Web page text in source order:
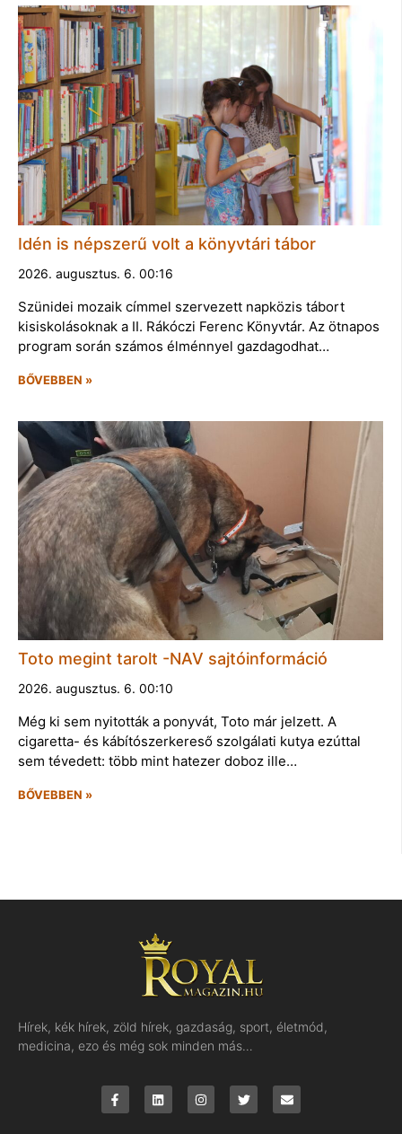
Idén is népszerű volt a könyvtári tábor
2026. augusztus. 6. 00:16
Szünidei mozaik címmel szervezett napközis tábort
kisiskolásoknak a II. Rákóczi Ferenc Könyvtár. Az ötnapos
program során számos élménnyel gazdagodhat…
BŐVEBBEN »
Toto megint tarolt -NAV sajtóinformáció
2026. augusztus. 6. 00:10
Még ki sem nyitották a ponyvát, Toto már jelzett. A
cigaretta- és kábítószerkereső szolgálati kutya ezúttal
sem tévedett: több mint hatezer doboz ille…
BŐVEBBEN »
Hírek, kék hírek, zöld hírek, gazdaság, sport, életmód,
medicina, ezo és még sok minden más…